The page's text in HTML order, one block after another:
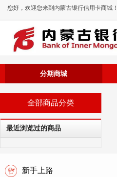
您好，欢迎您来到内蒙古银行信用卡商城！
分期商城
全部商品分类
最近浏览过的商品
新手上路